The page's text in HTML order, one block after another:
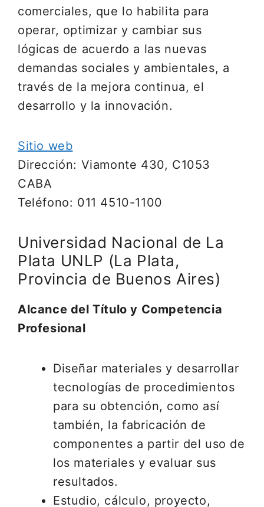
comerciales, que lo habilita para
operar, optimizar y cambiar sus
lógicas de acuerdo a las nuevas
demandas sociales y ambientales, a
través de la mejora continua, el
desarrollo y la innovación.
Sitio web
Dirección: Viamonte 430, C1053
CABA
Teléfono: 011 4510-1100
Universidad Nacional de La
Plata UNLP (La Plata,
Provincia de Buenos Aires)
Alcance del Título y Competencia
Profesional
Diseñar materiales y desarrollar
tecnologías de procedimientos
para su obtención, como así
también, la fabricación de
componentes a partir del uso de
los materiales y evaluar sus
resultados.
Estudio, cálculo, proyecto,